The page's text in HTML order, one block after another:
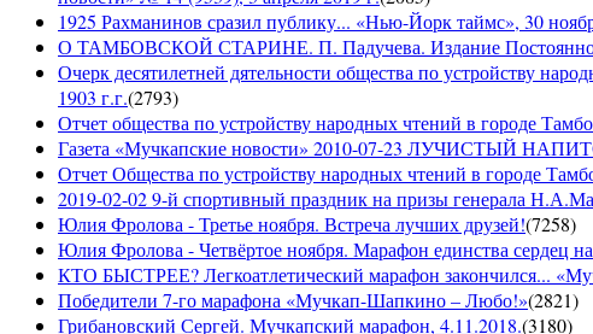
1925 Рахманинов сразил публику... «Нью-Йорк таймс», 30
О ТАМБОВСКОЙ СТАРИНЕ. П. Падучева. Издание
Очерк десятилетней дятельности общества по устройству
1903 г.г.(2793)
Отчет общества по устройству народных чтений в городе
Газета «Мучкапские новости» 2010-07-23 ЛУЧИСТЫЙ
Отчет Общества по устройству народных чтений в городе
2019-02-02 9-й спортивный праздник на призы генерала
Юлия Фролова - Третье ноября. Встреча лучших друзей!(7258)
Юлия Фролова - Четвёртое ноября. Марафон единства сердец
КТО БЫСТРЕЕ? Легкоатлетический марафон закончился...
Победители 7-го марафона «Мучкап-Шапкино – Любо!»(2821)
Грибановский Сергей. Мучкапский марафон, 4.11.2018.(3180)